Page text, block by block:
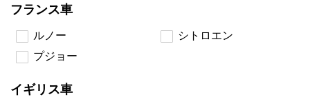
フランス車
ルノー
シトロエン
プジョー
イギリス車